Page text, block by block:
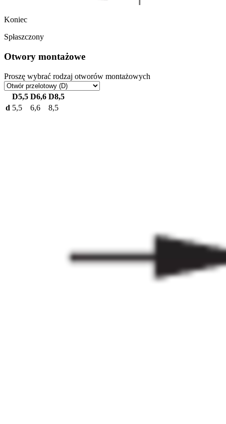
Koniec
Spłaszczony
Otwory montażowe
Proszę wybrać rodzaj otworów montażowych
D5,5 D6,6 D8,5
d 5,5 6,6 8,5